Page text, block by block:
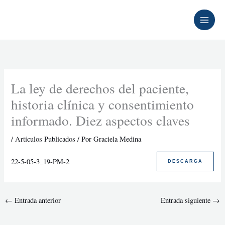
La ley de derechos del paciente,
historia clínica y consentimiento
informado. Diez aspectos claves
/Artículos Publicados / PorGraciela Medina
22-5-05-3_19-PM-2 DESCARGA
← Entrada anterior Entrada siguiente →